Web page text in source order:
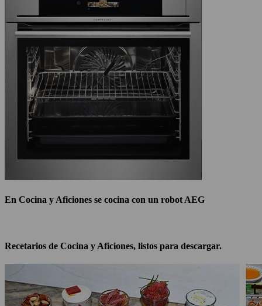
En Cocina y Aficiones se cocina con un robot AEG
Recetarios de Cocina y Aficiones, listos para descargar.